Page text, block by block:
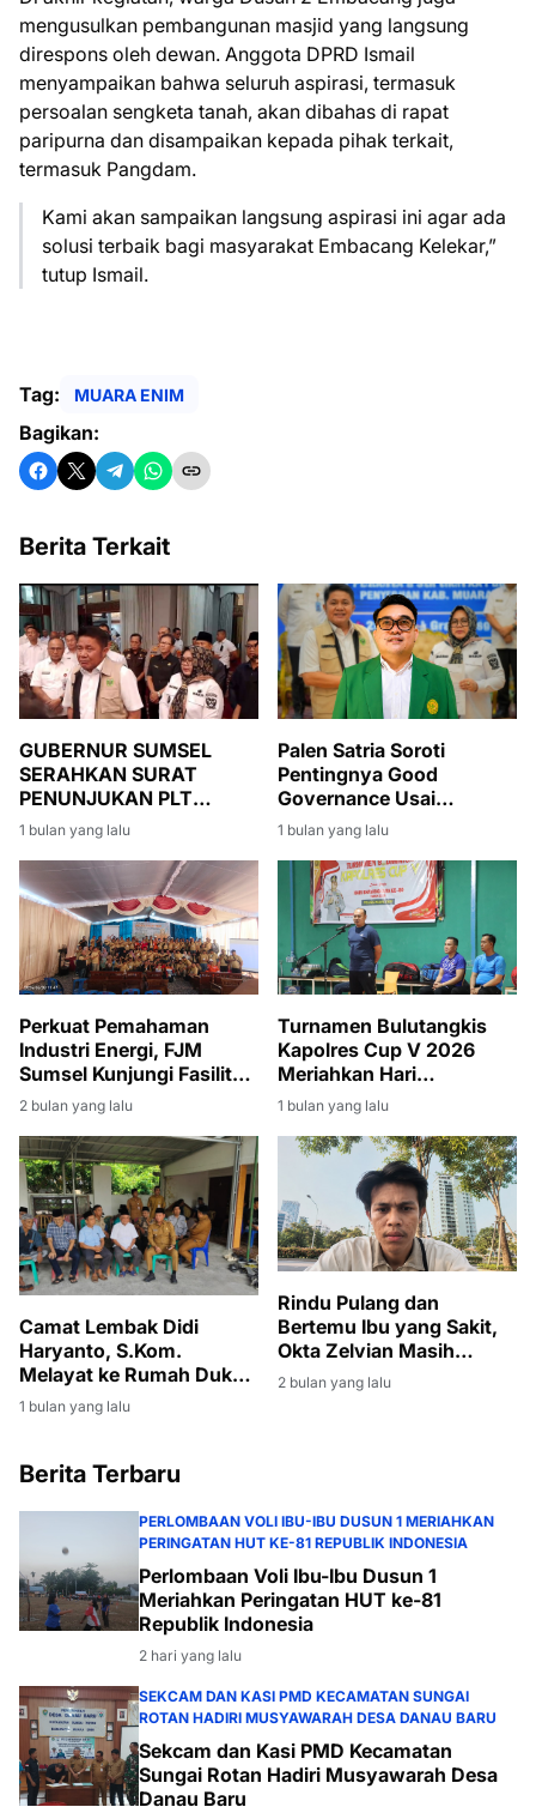
mengusulkan pembangunan masjid yang langsung
direspons oleh dewan. Anggota DPRD Ismail
menyampaikan bahwa seluruh aspirasi, termasuk
persoalan sengketa tanah, akan dibahas di rapat
paripurna dan disampaikan kepada pihak terkait,
termasuk Pangdam.
Kami akan sampaikan langsung aspirasi ini agar ada
solusi terbaik bagi masyarakat Embacang Kelekar,”
tutup Ismail.
Tag: MUARA ENIM
Bagikan:
Berita Terkait
GUBERNUR SUMSEL
SERAHKAN SURAT
PENUNJUKAN PLT
BUPATI MUARA ENIM,
SUMARNI DIMINTA JAGA
STABILITAS
PEMERINTAHAN DAN
PEMBANGUNAN
1 bulan yang lalu
Palen Satria Soroti
Pentingnya Good
Governance Usai
Penyerahan SK PLT
Bupati Muara Enim
kepada Sumarni
1 bulan yang lalu
Perkuat Pemahaman
Industri Energi, FJM
Sumsel Kunjungi Fasilitas
Produksi Migas di Muara
2 bulan yang lalu
Turnamen Bulutangkis
Kapolres Cup V 2026
Meriahkan Hari
Bhayangkara ke-80
1 bulan yang lalu
Camat Lembak Didi
Haryanto, S.Kom.
Melayat ke Rumah Duka
Istri Sekcam Gelumbang
1 bulan yang lalu
Rindu Pulang dan
Bertemu Ibu yang Sakit,
Okta Zelvian Masih
Menanti Kepulangan dari
Kamboja
2 bulan yang lalu
Berita Terbaru
PERLOMBAAN VOLI IBU-IBU DUSUN 1 MERIAHKAN
PERINGATAN HUT KE-81 REPUBLIK INDONESIA
Perlombaan Voli Ibu-Ibu Dusun 1
Meriahkan Peringatan HUT ke-81
Republik Indonesia
2 hari yang lalu
SEKCAM DAN KASI PMD KECAMATAN SUNGAI
ROTAN HADIRI MUSYAWARAH DESA DANAU BARU
Sekcam dan Kasi PMD Kecamatan
Sungai Rotan Hadiri Musyawarah Desa
Danau Baru